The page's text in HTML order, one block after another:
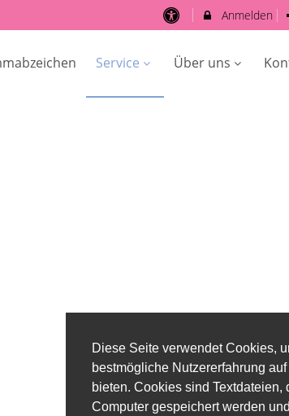
Diese Seite verwendet Cookies,
bestmögliche Nutzererfahrung
bieten. Cookies sind Textdateien,
Computer gespeichert werden
Anmelden
Service Über uns